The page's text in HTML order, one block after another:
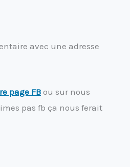
avec une adresse
page FB ou sur nous
pas fb ça nous ferait